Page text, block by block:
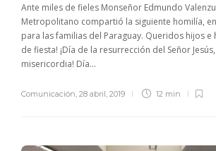
Ante miles de fieles Monseñor Edmundo
Metropolitano compartió la siguiente homilía,
para las familias del Paraguay. Queridos hijos e
de fiesta! ¡Día de la resurrección del Señor
misericordia! Día...
Comunicación, 28 abril, 2019 12 min